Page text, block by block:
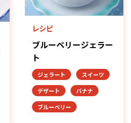
レシピ
ブルーベリージェラー
ト
ジェラート
スイーツ
デザート
バナナ
ブルーベリー